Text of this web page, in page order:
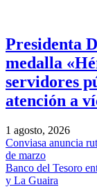
Presidenta
medalla
servidores
atención a
1 agosto, 2026
Conviasa anuncia
de marzo
Banco del Tesoro
y La Guaira